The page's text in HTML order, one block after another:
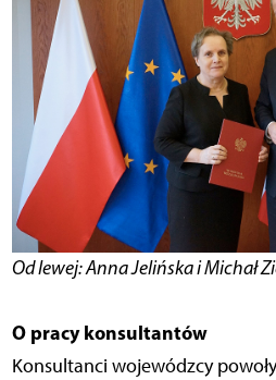
Od lewej: Anna Jelińska i Michał
O pracy konsultantów
Konsultanci wojewódzcy